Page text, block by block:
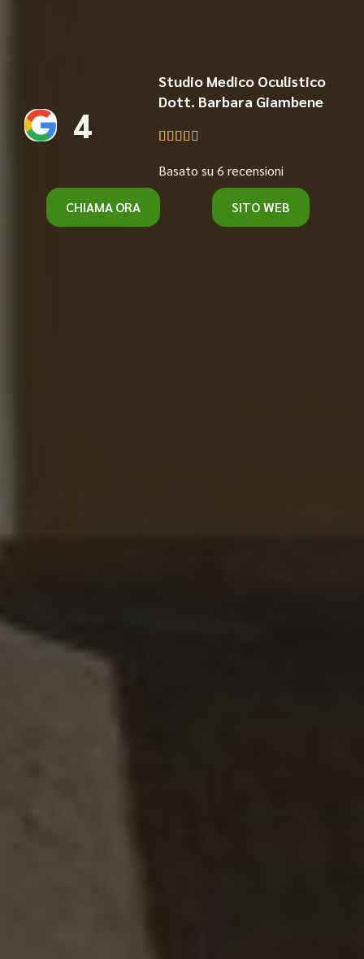
4
Studio Medico Oculistico
Dott. Barbara Giambene
    
Basato su 6 recensioni
CHIAMA ORA SITO WEB